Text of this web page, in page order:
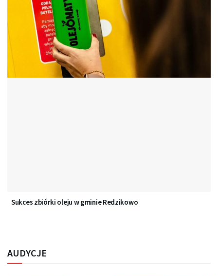
Sukces zbiórki oleju w gminie Redzikowo
AUDYCJE